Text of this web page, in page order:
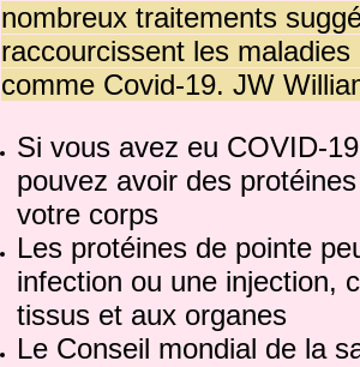
nombreux traitements
raccourcissent les
comme Covid-19.JW
Si vous avez eu COVID-
pouvez avoir des
votre corps
Les protéines de pointe
infection ou une injection,
tissus et aux organes
Le Conseil mondial de la